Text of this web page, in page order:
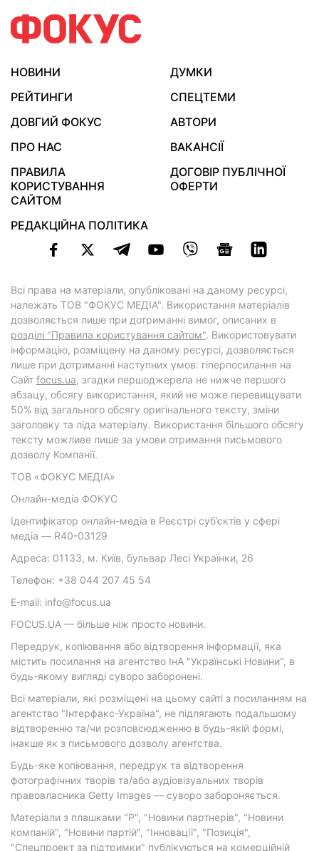
НОВИНИ
ДУМКИ
РЕЙТИНГИ
СПЕЦТЕМИ
ДОВГИЙ ФОКУС
АВТОРИ
ПРО НАС
ВАКАНСІЇ
ПРАВИЛА
КОРИСТУВАННЯ
САЙТОМ
ДОГОВІР ПУБЛІЧНОЇ
ОФЕРТИ
РЕДАКЦІЙНА ПОЛІТИКА
Всі права на матеріали, опубліковані на даному ресурсі,
належать ТОВ "ФОКУС МЕДІА". Використання матеріалів
дозволяється лише при дотриманні вимог, описаних в
розділі "Правила користування сайтом". Використовувати
інформацію, розміщену на даному ресурсі, дозволяється
лише при дотриманні наступних умов: гіперпосилання на
Cайт focus.ua, згадки першоджерела не нижче першого
абзацу, обсягу використання, який не може перевищувати
50% від загального обсягу оригінального тексту, зміни
заголовку та ліда матеріалу. Використання більшого обсягу
тексту можливе лише за умови отримання письмового
дозволу Компанії.
ТОВ «ФОКУС МЕДІА»
Онлайн-медіа ФОКУС
Ідентифікатор онлайн-медіа в Реєстрі суб’єктів у сфері
медіа — R40-03129
Адреса: 01133, м. Київ, бульвар Лесі Українки, 26
Телефон: +38 044 207 45 54
E-mail: info@focus.ua
FOCUS.UA — більше ніж просто новини.
Передрук, копіювання або відтворення інформації, яка
містить посилання на агентство ІнА "Українські Новини", в
будь-якому вигляді суворо заборонені.
Всі матеріали, які розміщені на цьому сайті з посиланням на
агентство "Інтерфакс-Україна", не підлягають подальшому
відтворенню та/чи розповсюдженню в будь-якій формі,
інакше як з письмового дозволу агентства.
Будь-яке копіювання, передрук та відтворення
фотографічних творів та/або аудіовізуальних творів
правовласника Getty Images — суворо забороняється.
Матеріали з плашками "Р", "Новини партнерів", "Новини
компаній", "Новини партій", "Інновації", "Позиція",
"Спецпроект за підтримки" публікуються на комерційній